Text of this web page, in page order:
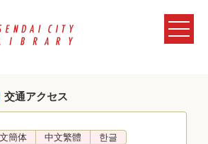
交通アクセス
簡体 中文繁體 한글